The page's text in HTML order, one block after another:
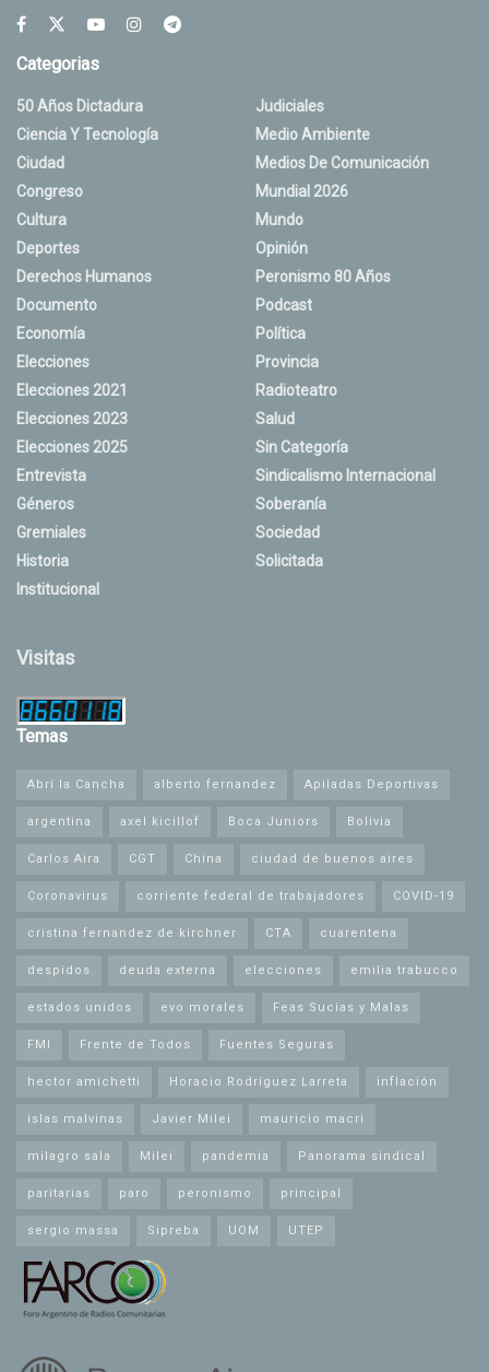
Categorias
50 Años Dictadura
Ciencia Y Tecnología
Ciudad
Congreso
Cultura
Deportes
Derechos Humanos
Documento
Economía
Elecciones
Elecciones 2021
Elecciones 2023
Elecciones 2025
Entrevista
Géneros
Gremiales
Historia
Institucional
Judiciales
Medio Ambiente
Medios De Comunicación
Mundial 2026
Mundo
Opinión
Peronismo 80 Años
Podcast
Política
Provincia
Radioteatro
Salud
Sin Categoría
Sindicalismo Internacional
Soberanía
Sociedad
Solicitada
Visitas
Temas
Abrí la Cancha alberto fernandez Apiladas Deportivas
argentina axel kicillof Boca Juniors Bolivia
Carlos Aira CGT China ciudad de buenos aires
Coronavirus corriente federal de trabajadores COVID-19
cristina fernandez de kirchner CTA cuarentena
despidos deuda externa elecciones emilia trabucco
estados unidos evo morales Feas Sucias y Malas
FMI Frente de Todos Fuentes Seguras
hector amichetti Horacio Rodríguez Larreta inflación
islas malvinas Javier Milei mauricio macri
milagro sala Milei pandemia Panorama sindical
paritarias paro peronismo principal
sergio massa Sipreba UOM UTEP